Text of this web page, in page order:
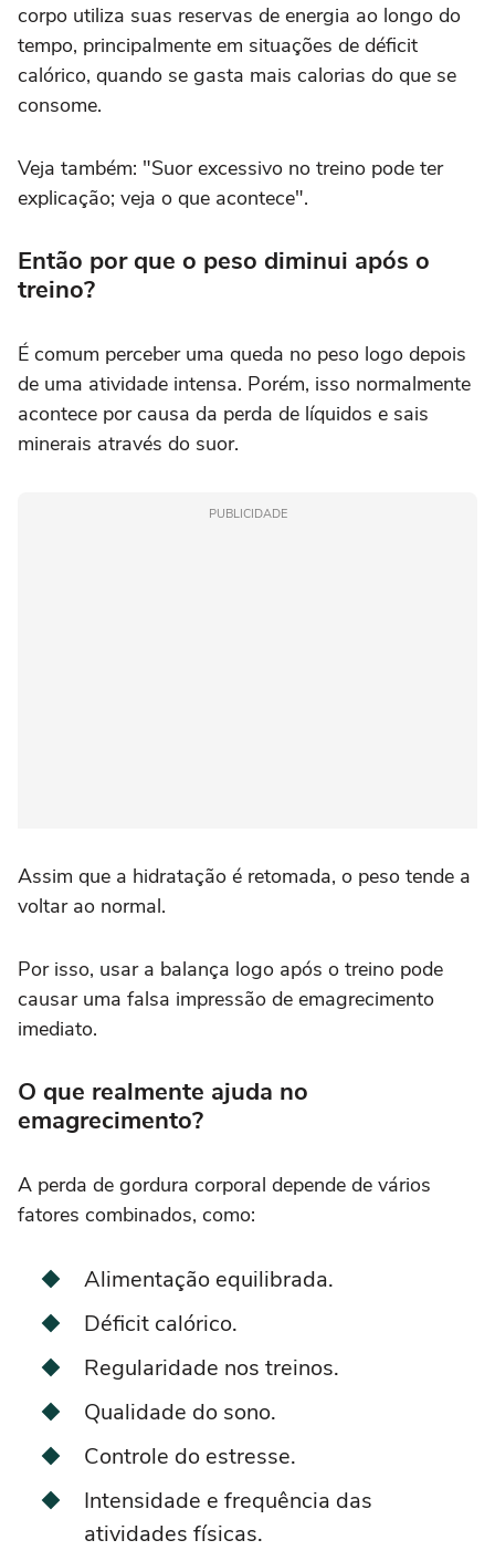
corpo utiliza suas reservas de energia ao longo do
tempo, principalmente em situações de déficit
calórico, quando se gasta mais calorias do que se
consome.
Veja também: "Suor excessivo no treino pode ter
explicação; veja o que acontece".
Então por que o peso diminui após o
treino?
É comum perceber uma queda no peso logo depois
de uma atividade intensa. Porém, isso normalmente
acontece por causa da perda de líquidos e sais
minerais através do suor.
PUBLICIDADE
Assim que a hidratação é retomada, o peso tende a
voltar ao normal.
Por isso, usar a balança logo após o treino pode
causar uma falsa impressão de emagrecimento
imediato.
O que realmente ajuda no
emagrecimento?
A perda de gordura corporal depende de vários
fatores combinados, como:
Alimentação equilibrada.
Déficit calórico.
Regularidade nos treinos.
Qualidade do sono.
Controle do estresse.
Intensidade e frequência das
atividades físicas.